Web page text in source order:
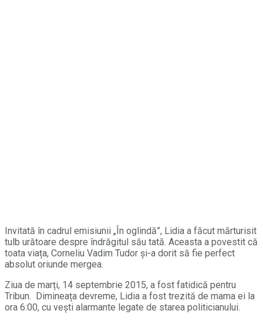
Invitată în cadrul emisiunii „În oglindă”, Lidia a făcut mărturisit
tulb urătoare despre îndrăgitul său tată. Aceasta a povestit că
toata viața, Corneliu Vadim Tudor și-a dorit să fie perfect
absolut oriunde mergea.
Ziua de marți, 14 septembrie 2015, a fost fatidică pentru
Tribun. Dimineața devreme, Lidia a fost trezită de mama ei la
ora 6:00, cu vești alarmante legate de starea politicianului.